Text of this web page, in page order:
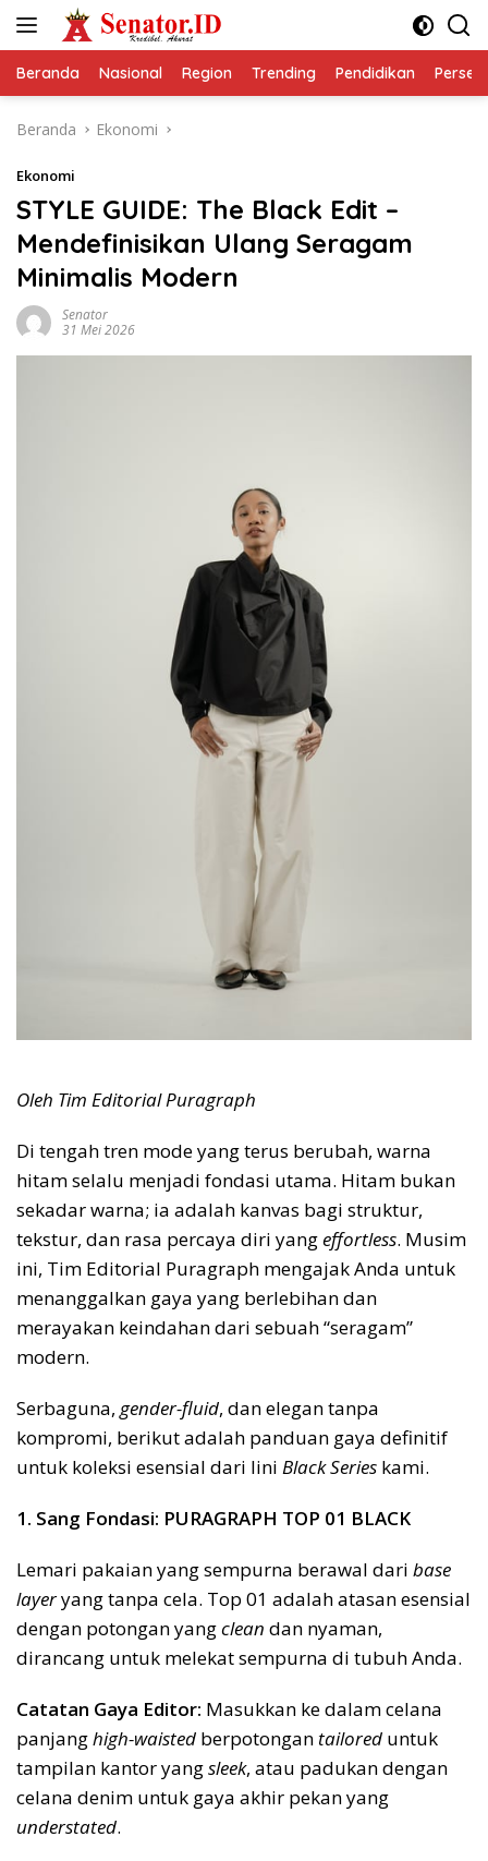
Beranda Nasional Region Trending Pendidikan
Beranda Ekonomi
Ekonomi
STYLE GUIDE: The Black Edit –
Mendefinisikan Ulang Seragam
Minimalis Modern
Senator
31 Mei 2026
Oleh Tim Editorial Puragraph
Di tengah tren mode yang terus berubah, warna
hitam selalu menjadi fondasi utama. Hitam bukan
sekadar warna; ia adalah kanvas bagi struktur,
tekstur, dan rasa percaya diri yangeffortless. Musim
ini, Tim Editorial Puragraph mengajak Anda untuk
menanggalkan gaya yang berlebihan dan
merayakan keindahan dari sebuah “seragam”
modern.
Serbaguna, gender-fluid, dan elegan tanpa
kompromi, berikut adalah panduan gaya definitif
untuk koleksi esensial dari lini Black Series kami.
1. Sang Fondasi: PURAGRAPH TOP 01 BLACK
Lemari pakaian yang sempurna berawal dari base
layeryang tanpa cela. Top 01 adalah atasan esensial
dengan potongan yangclean dan nyaman,
dirancang untuk melekat sempurna di tubuh Anda.
Catatan Gaya Editor: Masukkan ke dalam celana
panjanghigh-waisted berpotongan tailored untuk
tampilan kantor yangsleek, atau padukan dengan
celana denim untuk gaya akhir pekan yang
understated.